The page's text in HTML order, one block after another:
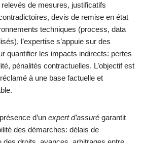
de mesures, justificatifs
devis de remise en état
techniques (process, data
l’expertise s’appuie sur des
quantifier les impacts indirects: pertes
pénalités contractuelles. L’objectif est
à une base factuelle et
d’un expert d’assuré garantit
des démarches: délais de